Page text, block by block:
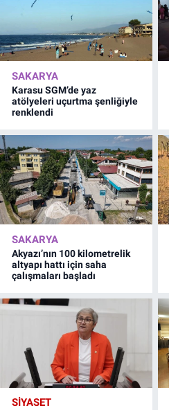
SAKARYA
Karasu SGM’de yaz
atölyeleri uçurtma şenliğiyle
renklendi
SAKARYA
Akyazı’nın 100 kilometrelik
altyapı hattı için saha
çalışmaları başladı
SİYASET